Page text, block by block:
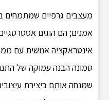
אמנים; הם הוגים
אינטראקציה אנושית עם
טמונה הבנה עמוקה של
שמנחה אותם ביצירת